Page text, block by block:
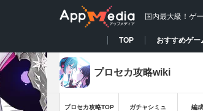
国内最大級！ゲ
TOP おすすめゲー
プロセカ攻略wiki
プロセカ攻略TOP ガチャシミュ 編